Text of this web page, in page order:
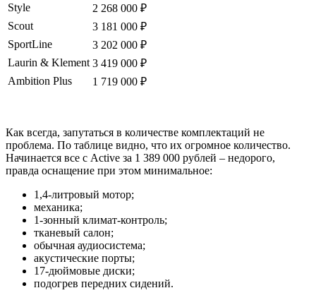
Style
2 268 000 ₽
Scout
3 181 000 ₽
SportLine
3 202 000 ₽
Laurin & Klement 3 419 000 ₽
Ambition Plus
1 719 000 ₽
Как всегда, запутаться в количестве комплектаций не
проблема. По таблице видно, что их огромное количество.
Начинается все с Active за 1 389 000 рублей – недорого,
правда оснащение при этом минимальное:
1,4-литровый мотор;
механика;
1-зонный климат-контроль;
тканевый салон;
обычная аудиосистема;
акустические порты;
17-дюймовые диски;
подогрев передних сидений.